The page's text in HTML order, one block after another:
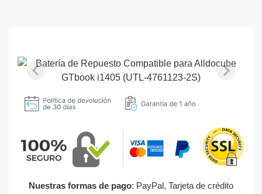
Nuestras formas de pago: PayPal, Tarjeta de crédito